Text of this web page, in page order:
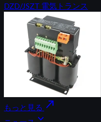
DZD/JSZT 電気トランス
もっと見る north_east
expand_more